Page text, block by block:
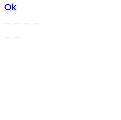
Ok